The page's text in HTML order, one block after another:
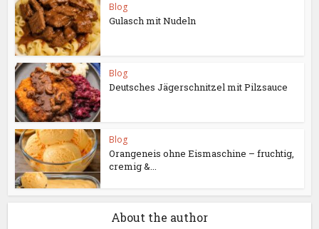
Blog
Gulasch mit Nudeln
Blog
Deutsches Jägerschnitzel mit Pilzsauce
Blog
Orangeneis ohne Eismaschine – fruchtig,
cremig &...
About the author